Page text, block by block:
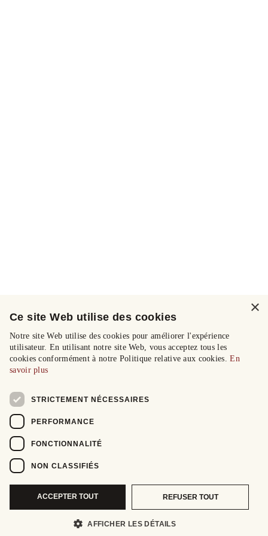
×
Ce site Web utilise des cookies
Notre site Web utilise des cookies pour améliorer l'expérience
utilisateur. En utilisant notre site Web, vous acceptez tous les
cookies conformément à notre Politique relative aux cookies.En
savoir plus
STRICTEMENT NÉCESSAIRES
PERFORMANCE
FONCTIONNALITÉ
NON CLASSIFIÉS
ACCEPTER TOUT REFUSER TOUT
AFFICHER LES DÉTAILS